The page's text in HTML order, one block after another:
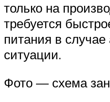
только на
требуется
питания в
ситуации.
Фото — схема